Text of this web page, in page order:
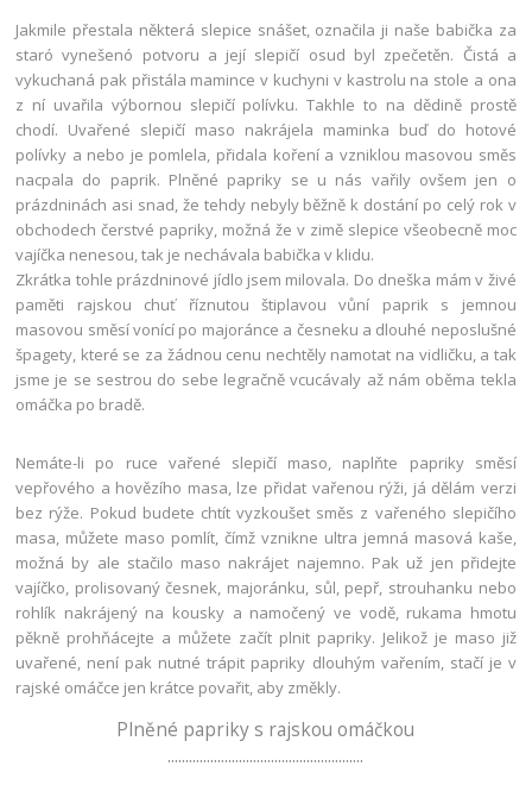
Jakmile přestala některá slepice snášet, označila ji naše babička za
staró vynešenó potvoru a její slepičí osud byl zpečetěn. Čistá a
vykuchaná pak přistála mamince v kuchyni v kastrolu na stole a ona
z ní uvařila výbornou slepičí polívku. Takhle to na dědině prostě
chodí. Uvařené slepičí maso nakrájela maminka buď do hotové
polívky a nebo je pomlela, přidala koření a vzniklou masovou směs
nacpala do paprik. Plněné papriky se u nás vařily ovšem jen o
prázdninách asi snad, že tehdy nebyly běžně k dostání po celý rok v
obchodech čerstvé papriky, možná že v zimě slepice všeobecně moc
vajíčka nenesou, tak je nechávala babička v klidu.
Zkrátka tohle prázdninové jídlo jsem milovala. Do dneška mám v živé
paměti rajskou chuť říznutou štiplavou vůní paprik s jemnou
masovou směsí vonící po majoránce a česneku a dlouhé neposlušné
špagety, které se za žádnou cenu nechtěly namotat na vidličku, a tak
jsme je se sestrou do sebe legračně vcucávaly až nám oběma tekla
omáčka po bradě.
Nemáte-li po ruce vařené slepičí maso, naplňte papriky směsí
vepřového a hovězího masa, lze přidat vařenou rýži, já dělám verzi
bez rýže. Pokud budete chtít vyzkoušet směs z vařeného slepičího
masa, můžete maso pomlít, čímž vznikne ultra jemná masová kaše,
možná by ale stačilo maso nakrájet najemno. Pak už jen přidejte
vajíčko, prolisovaný česnek, majoránku, sůl, pepř, strouhanku nebo
rohlík nakrájený na kousky a namočený ve vodě, rukama hmotu
pěkně prohňácejte a můžete začít plnit papriky. Jelikož je maso již
uvařené, není pak nutné trápit papriky dlouhým vařením, stačí je v
rajské omáčce jen krátce povařit, aby změkly.
Plněné papriky s rajskou omáčkou
.......................................................